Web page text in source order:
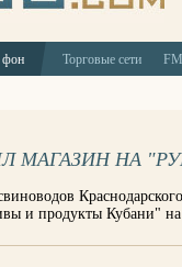
Торговые сети
МАГАЗИН НА
и продукты Кубани"